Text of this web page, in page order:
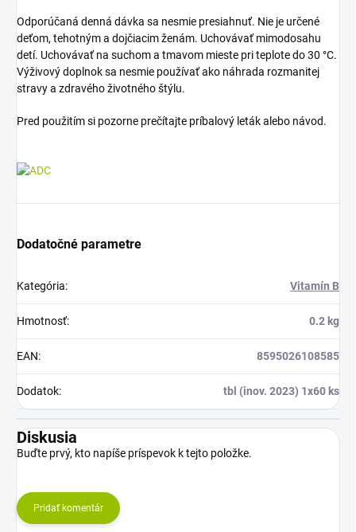
Odporúčaná denná dávka sa nesmie presiahnuť. Nie je určené
deťom, tehotným a dojčiacim ženám. Uchovávať mimodosahu
detí. Uchovávať na suchom a tmavom mieste pri teplote do 30 °C.
Výživový doplnok sa nesmie používať ako náhrada rozmanitej
stravy a zdravého životného štýlu.
Pred použitím si pozorne prečítajte príbalový leták alebo návod.
Dodatočné parametre
Kategória: Vitamín B
Hmotnosť: 0.2 kg
EAN: 8595026108585
Dodatok: tbl (inov. 2023) 1x60 ks
Diskusia
Buďte prvý, kto napíše príspevok k tejto položke.
Pridať komentár